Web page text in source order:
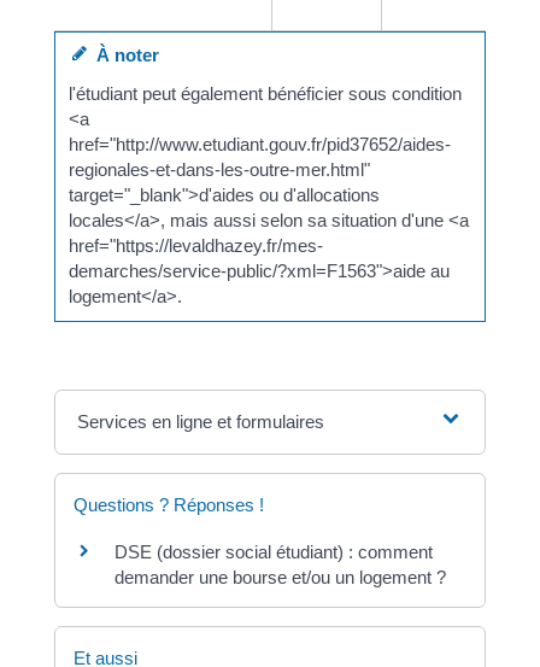
À noter
l'étudiant peut également bénéficier sous condition
<a
href="http://www.etudiant.gouv.fr/pid37652/aides-
regionales-et-dans-les-outre-mer.html"
target="_blank">d'aides ou d'allocations
locales</a>, mais aussi selon sa situation d'une <a
href="https://levaldhazey.fr/mes-
demarches/service-public/?xml=F1563">aide au
logement</a>.
Services en ligne et formulaires
Questions ? Réponses !
DSE (dossier social étudiant) : comment
demander une bourse et/ou un logement ?
Et aussi